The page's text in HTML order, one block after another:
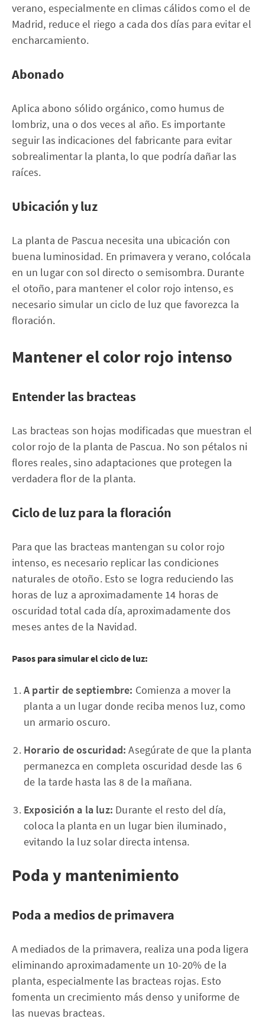
verano, especialmente en climas cálidos como el de
Madrid, reduce el riego a cada dos días para evitar el
encharcamiento.
Abonado
Aplica abono sólido orgánico, como humus de
lombriz, una o dos veces al año. Es importante
seguir las indicaciones del fabricante para evitar
sobrealimentar la planta, lo que podría dañar las
raíces.
Ubicación y luz
La planta de Pascua necesita una ubicación con
buena luminosidad. En primavera y verano, colócala
en un lugar con sol directo o semisombra. Durante
el otoño, para mantener el color rojo intenso, es
necesario simular un ciclo de luz que favorezca la
floración.
Mantener el color rojo intenso
Entender las bracteas
Las bracteas son hojas modificadas que muestran el
color rojo de la planta de Pascua. No son pétalos ni
flores reales, sino adaptaciones que protegen la
verdadera flor de la planta.
Ciclo de luz para la floración
Para que las bracteas mantengan su color rojo
intenso, es necesario replicar las condiciones
naturales de otoño. Esto se logra reduciendo las
horas de luz a aproximadamente 14 horas de
oscuridad total cada día, aproximadamente dos
meses antes de la Navidad.
Pasos para simular el ciclo de luz:
A partir de septiembre: Comienza a mover la
planta a un lugar donde reciba menos luz, como
un armario oscuro.
Horario de oscuridad: Asegúrate de que la planta
permanezca en completa oscuridad desde las 6
de la tarde hasta las 8 de la mañana.
Exposición a la luz: Durante el resto del día,
coloca la planta en un lugar bien iluminado,
evitando la luz solar directa intensa.
Poda y mantenimiento
Poda a medios de primavera
A mediados de la primavera, realiza una poda ligera
eliminando aproximadamente un 10-20% de la
planta, especialmente las bracteas rojas. Esto
fomenta un crecimiento más denso y uniforme de
las nuevas bracteas.